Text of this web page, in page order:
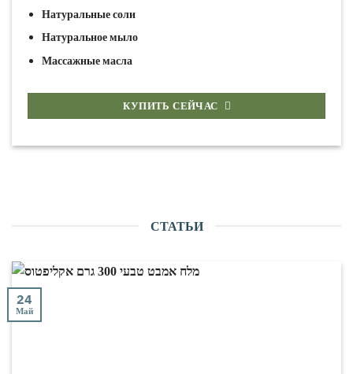
Натуральные соли
Натуральное мыло
Массажные масла
КУПИТЬ СЕЙЧАС
СТАТЬИ
24
Май